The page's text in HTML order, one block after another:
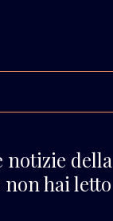
notizie della
hai letto